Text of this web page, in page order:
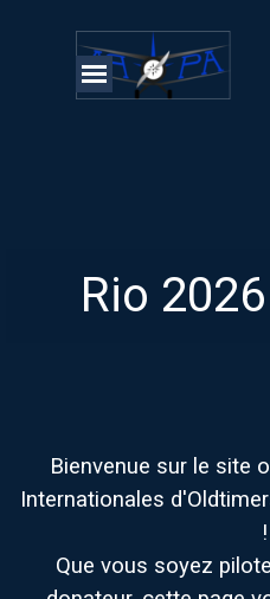
Sauter le menu
Rio
Bienvenue sur le site
Internationales
!
Que vous soyez